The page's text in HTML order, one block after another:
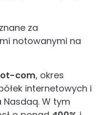
za
notowanymi na
com, okres
internetowych i
W tym